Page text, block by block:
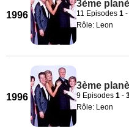
1996
3ème
11 Episodes 1 -
Rôle: Leon
1996
3ème
9 Episodes 1 -
Rôle: Leon